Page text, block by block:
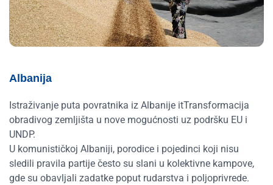
Albanija
Istraživanje puta povratnika iz Albanije itTransformacija
obradivog zemljišta u nove mogućnosti uz podršku EU i
UNDP.
U komunističkoj Albaniji, porodice i pojedinci koji nisu
sledili pravila partije često su slani u kolektivne kampove,
gde su obavljali zadatke poput rudarstva i poljoprivrede.